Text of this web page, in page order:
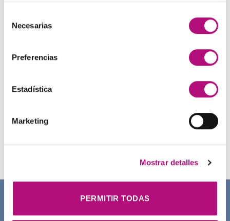
Necesarias
Preferencias
Estadística
Marketing
Mostrar detalles
PERMITIR TODAS
Pendientes Negro
Champú Huile d´etoile
SOBRE NOSOTROS